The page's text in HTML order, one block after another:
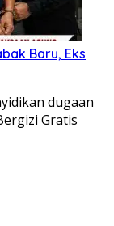
Baru, Eks
dugaan
Gratis